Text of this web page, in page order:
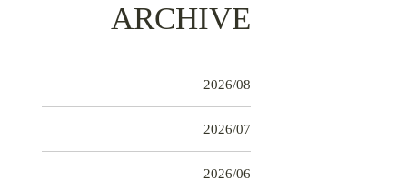
ARCHIVE
2026/08
2026/07
2026/06